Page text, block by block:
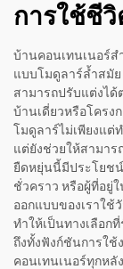
การใช้ชี
บ้านคอนเทนเนอร์ส
แบบโมดูลาร์ล้ำสมั
สามารถปรับแต่งไ
บ้านเดี่ยวหรือโครง
โมดูลาร์ไม่เพียงแต่
แต่ยังช่วยให้สามาร
ยืดหยุ่นนี้มีประโยช
ชั่วคราว หรือผู้ที่อยู่
ออกแบบของเราใช้
ทำให้เป็นทางเลือก
ถึงทั้งฟังก์ชันการใช้
คอนเทนเนอร์ทุกห